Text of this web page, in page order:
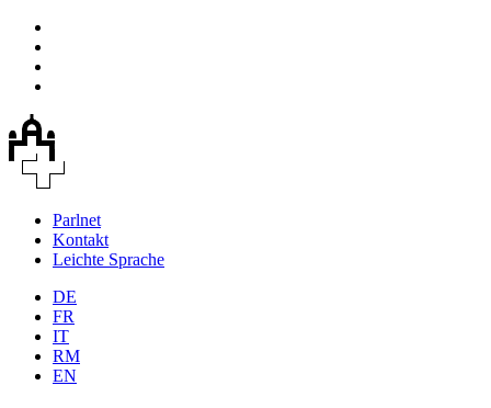
Parlnet
Kontakt
Leichte Sprache
DE
FR
IT
RM
EN